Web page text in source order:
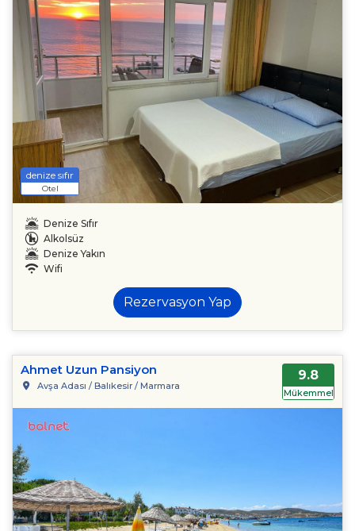
denize sıfır
Otel
Denize Sıfır
Alkolsüz
Denize Yakın
Wifi
Rezervasyon Yap
Ahmet Uzun Pansiyon
Avşa Adası / Balıkesir / Marmara
9.8
Mükemmel